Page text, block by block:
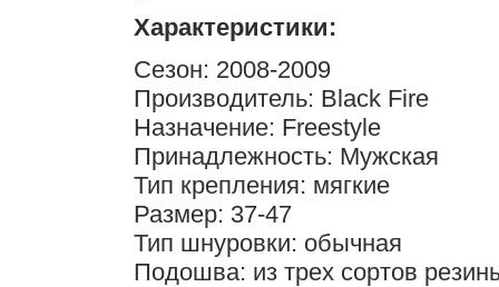
Характеристики:
Сезон: 2008-2009
Производитель: Black Fire
Назначение: Freestyle
Принадлежность: Мужская
Тип крепления: мягкие
Размер: 37-47
Тип шнуровки: обычная
Подошва: из трех сортов